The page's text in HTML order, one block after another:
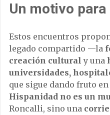
Un motivo
Estos encuentros
legado compartido —la
creación cultural y una
universidades,
que sigue dando fruto
Hispanidad no es un
Roncalli, sino una